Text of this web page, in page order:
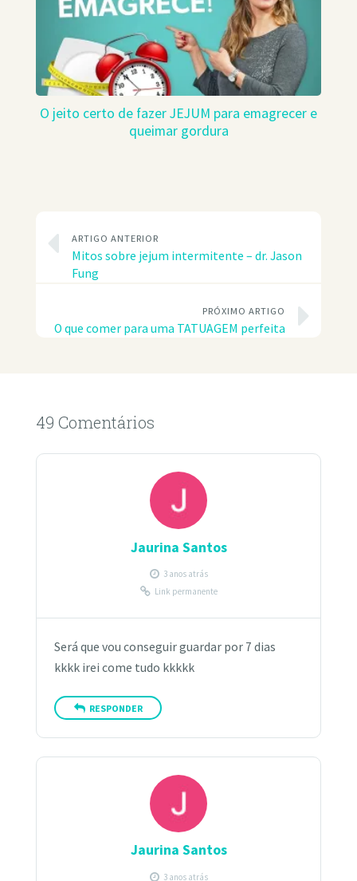
O jeito certo de fazer JEJUM para emagrecer e
queimar gordura
ARTIGO ANTERIOR
Mitos sobre jejum intermitente – dr. Jason
Fung
PRÓXIMO ARTIGO
O que comer para uma TATUAGEM perfeita
49 Comentários
Jaurina Santos
3 anos atrás
Link permanente
Será que vou conseguir guardar por 7 dias
kkkk irei come tudo kkkkk
RESPONDER
Jaurina Santos
3 anos atrás